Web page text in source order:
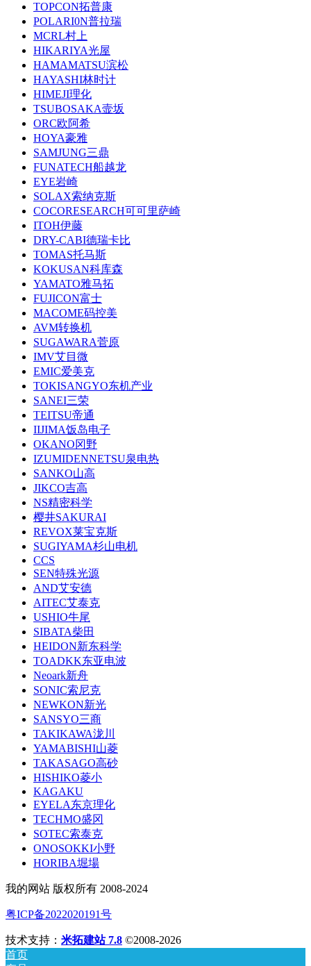
TOPCON拓普康
POLARI0N普拉瑞
MCRL村上
HIKARIYA光屋
HAMAMATSU滨松
HAYASHI林时计
HIMEJI理化
TSUBOSAKA壸坂
ORC欧阿希
HOYA豪雅
SAMJUNG三鼎
FUNATECH船越龙
EYE岩崎
SOLAX索纳克斯
COCORESEARCH可可里萨崎
ITOH伊藤
DRY-CABI德瑞卡比
TOMAS托马斯
KOKUSAN科库森
YAMATO雅马拓
FUJICON富士
MACOME码控美
AVM转换机
SUGAWARA菅原
IMV艾目微
EMIC爱美克
TOKISANGYO东机产业
SANEI三荣
TEITSU帝通
IIJIMA饭岛电子
OKANO冈野
IZUMIDENNETSU泉电热
SANKO山高
JIKCO吉高
NS精密科学
樱井SAKURAI
REVOX莱宝克斯
SUGIYAMA杉山电机
CCS
SEN特殊光源
AND艾安德
AITEC艾泰克
USHIO牛尾
SIBATA柴田
HEIDON新东科学
TOADKK东亚电波
Neoark新舟
SONIC索尼克
NEWKON新光
SANSYO三商
TAKIKAWA泷川
YAMABISHI山菱
TAKASAGO高砂
HISHIKO菱小
KAGAKU
EYELA东京理化
TECHMO盛冈
SOTEC索泰克
ONOSOKKI小野
HORIBA堀場
我的网站 版权所有 2008-2024
粤ICP备2022020191号
技术支持： 米拓建站 7.8 ©2008-2026
首页